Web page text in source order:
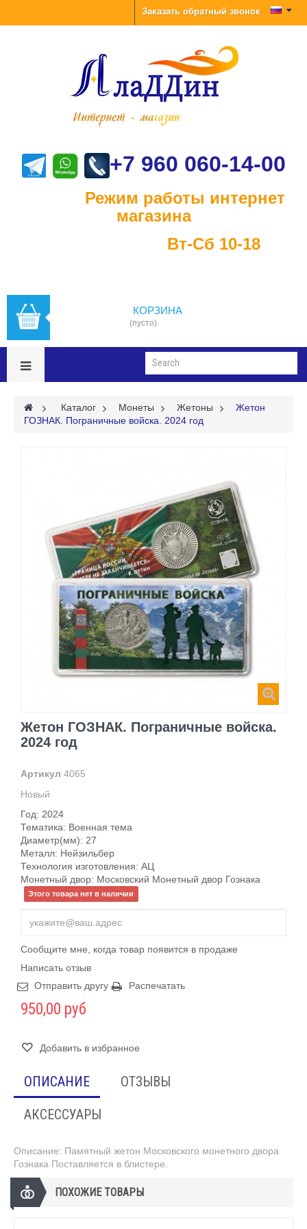
Заказать обратный звонок
+7 960 060-14-00
Режим работы интернет
магазина
Вт-Сб 10-18
КОРЗИНА
(пусто)
> Каталог > Монеты > Жетоны >
Жетон
ГОЗНАК. Пограничные войска. 2024 год
Жетон ГОЗНАК. Пограничные войска.
2024 год
Артикул 4065
Новый
Год: 2024
Тематика: Военная тема
Диаметр(мм): 27
Металл: Нейзильбер
Технология изготовления: АЦ
Монетный двор: Московский Монетный двор Гознака
Этого товара нет в наличии
Сообщите мне, когда товар появится в продаже
Написать отзыв
Отправить другу
Распечатать
950,00 руб
Добавить в избранное
ОПИСАНИЕ
ОТЗЫВЫ
АКСЕССУАРЫ
Описание: Памятный жетон Московского монетного двора
Гознака Поставляется в блистере.
ПОХОЖИЕ ТОВАРЫ